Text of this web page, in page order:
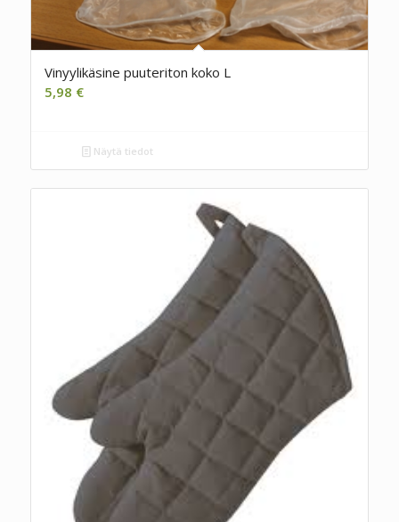
Vinyylikäsine puuteriton koko L
5,98 €
Näytä tiedot